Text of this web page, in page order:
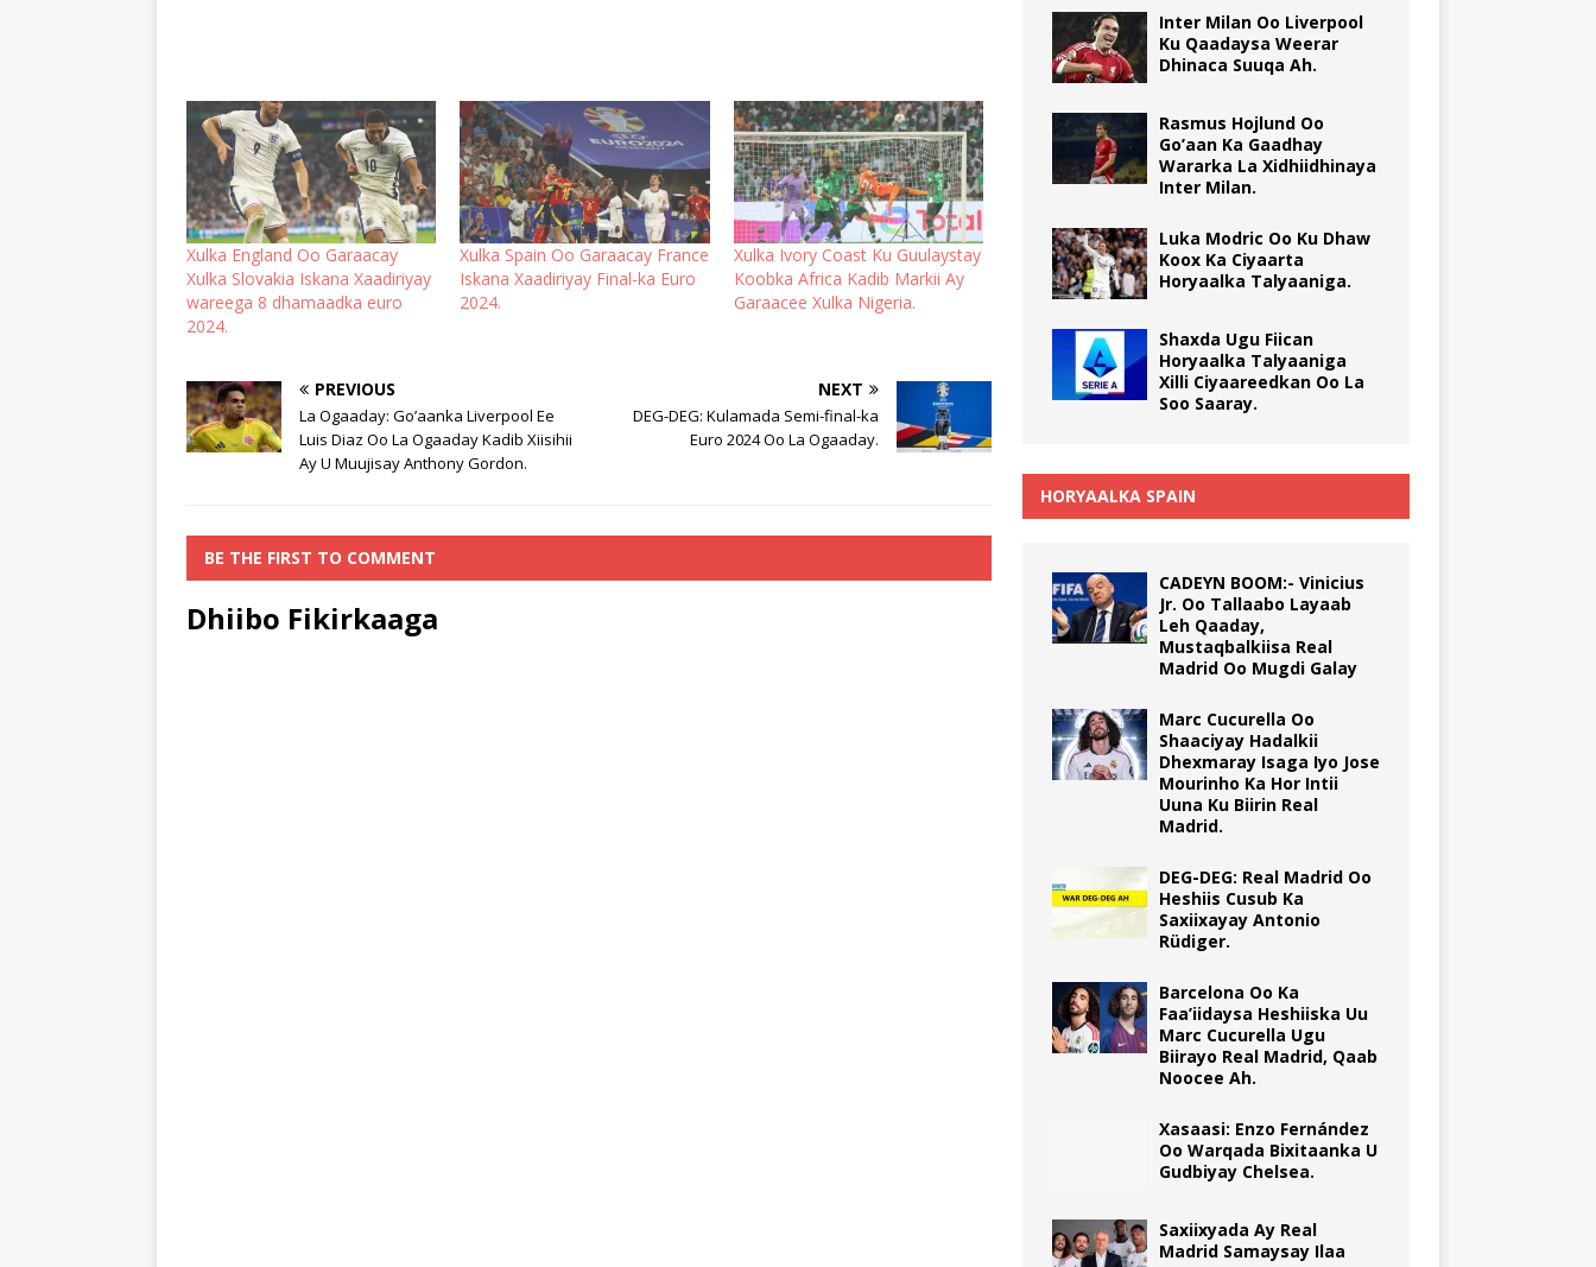
Xulka England Oo Garaacay
Xulka Slovakia Iskana Xaadiriyay
wareega 8 dhamaadka euro
2024.
Xulka Spain Oo Garaacay France
Iskana Xaadiriyay Final-ka Euro
2024.
Xulka Ivory Coast Ku Guulaystay
Koobka Africa Kadib Markii Ay
Garaacee Xulka Nigeria.
PREVIOUS
La Ogaaday: Go’aanka Liverpool Ee
Luis Diaz Oo La Ogaaday Kadib Xiisihii
Ay U Muujisay Anthony Gordon.
NEXT
DEG-DEG: Kulamada Semi-final-ka
Euro 2024 Oo La Ogaaday.
BE THE FIRST TO COMMENT
Dhiibo Fikirkaaga
Inter Milan Oo Liverpool
Ku Qaadaysa Weerar
Dhinaca Suuqa Ah.
Rasmus Hojlund Oo
Go’aan Ka Gaadhay
Wararka La Xidhiidhinaya
Inter Milan.
Luka Modric Oo Ku Dhaw
Koox Ka Ciyaarta
Horyaalka Talyaaniga.
Shaxda Ugu Fiican
Horyaalka Talyaaniga
Xilli Ciyaareedkan Oo La
Soo Saaray.
HORYAALKA SPAIN
CADEYN BOOM:- Vinicius
Jr. Oo Tallaabo Layaab
Leh Qaaday,
Mustaqbalkiisa Real
Madrid Oo Mugdi Galay
Marc Cucurella Oo
Shaaciyay Hadalkii
Dhexmaray Isaga Iyo Jose
Mourinho Ka Hor Intii
Uuna Ku Biirin Real
Madrid.
DEG-DEG: Real Madrid Oo
Heshiis Cusub Ka
Saxiixayay Antonio
Rüdiger.
Barcelona Oo Ka
Faa’iidaysa Heshiiska Uu
Marc Cucurella Ugu
Biirayo Real Madrid, Qaab
Noocee Ah.
Xasaasi: Enzo Fernández
Oo Warqada Bixitaanka U
Gudbiyay Chelsea.
Saxiixyada Ay Real
Madrid Samaysay Ilaa